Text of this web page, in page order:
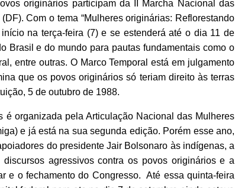
originários participam da II Marcha Nacional das
Com o tema “Mulheres originárias: Reflorestando
na terça-feira (7) e se estenderá até o dia 11 de
Brasil e do mundo para pautas fundamentais como o
entre outras. O Marco Temporal está em julgamento
que os povos originários só teriam direito às terras
5 de outubro de 1988.
é organizada pela Articulação Nacional das Mulheres
e já está na sua segunda edição. Porém esse ano,
do presidente Jair Bolsonaro às indígenas,a
agressivos contra os povos originários e a
e o fechamento do Congresso. Até essa quinta-feira